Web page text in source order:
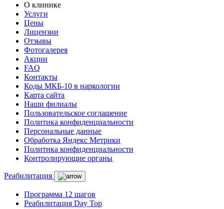
О клинике
Услуги
Цены
Лицензии
Отзывы
Фотогалерея
Акции
FAQ
Контакты
Коды МКБ-10 в наркологии
Карта сайта
Наши филиалы
Пользовательское соглашение
Политика конфиденциальности
Персональные данные
Обработка Яндекс Метрики
Политика конфиденциальности
Контролирующие органы
Реабилитация
Программа 12 шагов
Реабилитация Day Top